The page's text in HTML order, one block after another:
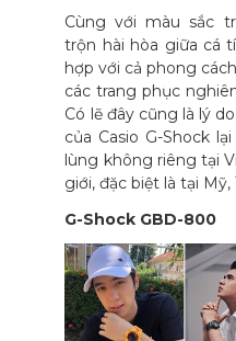
Cùng với màu sắc
trộn hài hòa giữa cá
hợp với cả phong
các trang phục
Có lẽ đây cũng là lý
của Casio G-Shock
lùng không riêng tại
giới, đặc biệt là tại
G-Shock GBD-800